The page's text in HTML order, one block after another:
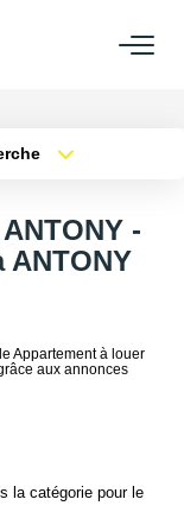
-
Appartement à louer
aux annonces
la catégorie pour le